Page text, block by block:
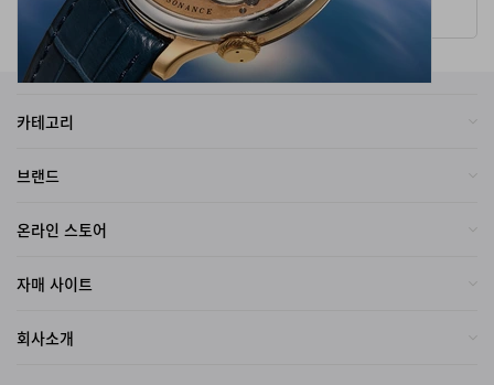
More ▾
카테고리
브랜드
온라인 스토어
자매 사이트
회사소개